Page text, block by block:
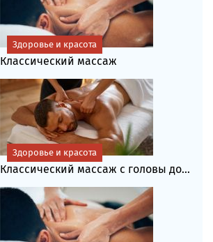
Классический массаж
Здоровье и красота
Классический массаж с головы до...
Здоровье и красота